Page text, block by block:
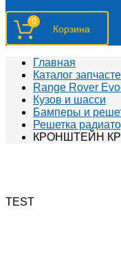
0
Главная
Каталог
Range Rover
Кузов и шасси
Бамперы и
Решетка
КРОНШТЕЙН
TEST